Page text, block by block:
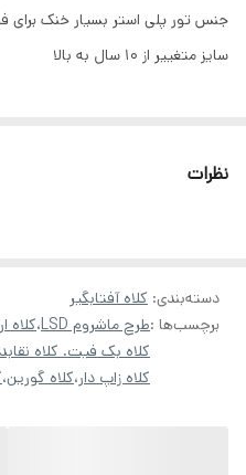
جنس تور پلی استر بسیار خنک برای
سایز متغییر از ۱۰ سال به بالا
نظرات
دسته‌بندی: کلاه آفتابگیر
برچسب‌ها :طرح ماشروم LSD ،کلاه
کلاه بک فیت. کلاه
کلاه زاپ دار،کلاه گورین،